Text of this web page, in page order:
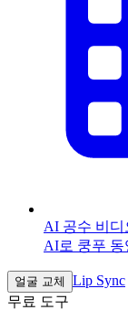
AI 공수 비디
AI로 쿵푸 동
얼굴 교체
Lip Sync
무료 도구